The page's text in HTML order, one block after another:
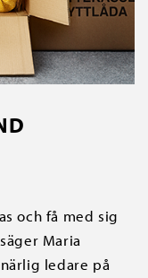
och få med sig
Maria
ledare på